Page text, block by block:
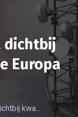
dichtbij
Europa
kwa...